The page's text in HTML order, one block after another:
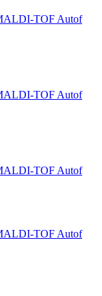
TOF Autof
TOF Autof
TOF Autof
TOF Autof